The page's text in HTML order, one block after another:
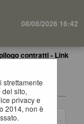
08/08/2026 16:42
contratti - Link
strettamente
sito,
privacy e
2014, non è